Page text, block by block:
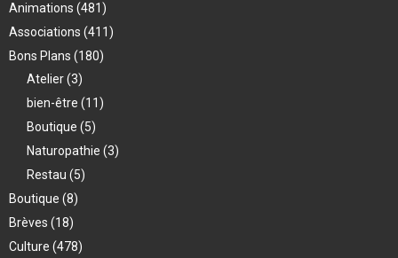
Animations (481)
Associations (411)
Bons Plans (180)
Atelier(3)
bien-être (11)
Boutique (5)
Naturopathie (3)
Restau (5)
Boutique (8)
Brèves (18)
Culture (478)